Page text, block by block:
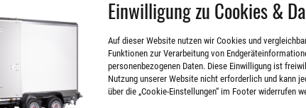
Artikelabmessung: 7 cm (Länge)
Gewicht: 76 g
Scharnierbolzen mit Sicherungsbügel Ø16mm x 73mm
1 Stück, Dmr. Bolzen 16 mm
Artikelabmessung: 7 cm (Länge)
Gewicht: 125 g
Einwilligung zu Cookies &
Auf dieser Website nutzen wir Cookies und
Funktionen zur Verarbeitung von
personenbezogenen Daten. Diese Einwilligung ist
Nutzung unserer Website nicht erforderlich und kann
über die „Cookie-Einstellungen“ im Footer widerrufen